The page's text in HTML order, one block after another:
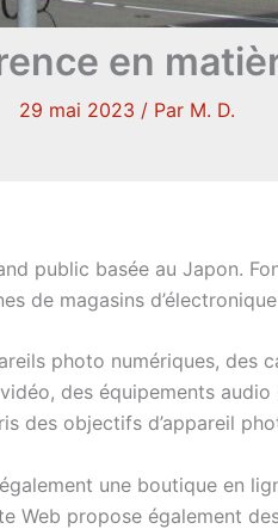
en
29 mai 2023 / Par M. D.
public basée au Japon.
de magasins
photo numériques, des
des équipements
des objectifs d’appareil
une boutique en
propose également